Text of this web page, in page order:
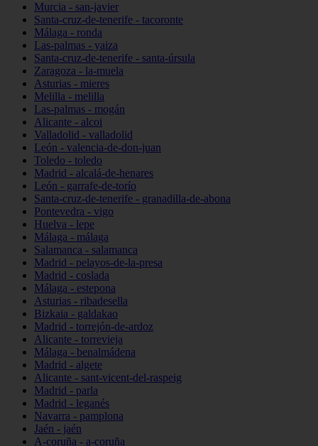
Murcia - san-javier
Santa-cruz-de-tenerife - tacoronte
Málaga - ronda
Las-palmas - yaiza
Santa-cruz-de-tenerife - santa-úrsula
Zaragoza - la-muela
Asturias - mieres
Melilla - melilla
Las-palmas - mogán
Alicante - alcoi
Valladolid - valladolid
León - valencia-de-don-juan
Toledo - toledo
Madrid - alcalá-de-henares
León - garrafe-de-torío
Santa-cruz-de-tenerife - granadilla-de-abona
Pontevedra - vigo
Huelva - lepe
Málaga - málaga
Salamanca - salamanca
Madrid - pelayos-de-la-presa
Madrid - coslada
Málaga - estepona
Asturias - ribadesella
Bizkaia - galdakao
Madrid - torrejón-de-ardoz
Alicante - torrevieja
Málaga - benalmádena
Madrid - algete
Alicante - sant-vicent-del-raspeig
Madrid - parla
Madrid - leganés
Navarra - pamplona
Jaén - jaén
A-coruña - a-coruña